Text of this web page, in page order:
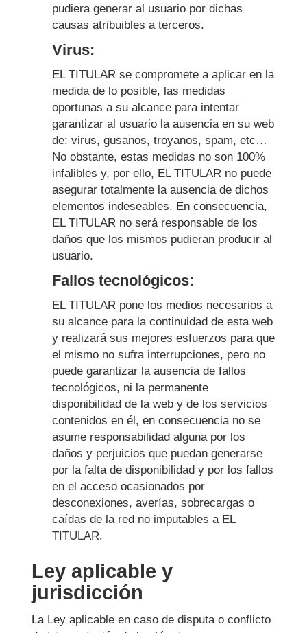
pudiera generar al usuario por dichas
causas atribuibles a terceros.
Virus:
EL TITULAR se compromete a aplicar en la
medida de lo posible, las medidas
oportunas a su alcance para intentar
garantizar al usuario la ausencia en su web
de: virus, gusanos, troyanos, spam, etc…
No obstante, estas medidas no son 100%
infalibles y, por ello, EL TITULAR no puede
asegurar totalmente la ausencia de dichos
elementos indeseables. En consecuencia,
EL TITULAR no será responsable de los
daños que los mismos pudieran producir al
usuario.
Fallos tecnológicos:
EL TITULAR pone los medios necesarios a
su alcance para la continuidad de esta web
y realizará sus mejores esfuerzos para que
el mismo no sufra interrupciones, pero no
puede garantizar la ausencia de fallos
tecnológicos, ni la permanente
disponibilidad de la web y de los servicios
contenidos en él, en consecuencia no se
asume responsabilidad alguna por los
daños y perjuicios que puedan generarse
por la falta de disponibilidad y por los fallos
en el acceso ocasionados por
desconexiones, averías, sobrecargas o
caídas de la red no imputables a EL
TITULAR.
Ley aplicable y
jurisdicción
La Ley aplicable en caso de disputa o conflicto